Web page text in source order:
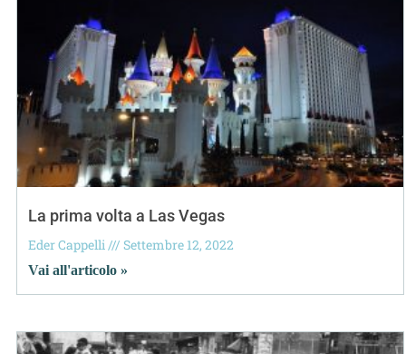
La prima volta a Las Vegas
Eder Cappelli Settembre 12, 2022
Vai all'articolo »